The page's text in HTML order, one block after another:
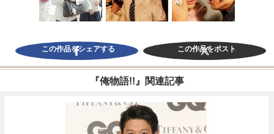
この作品をシェアする この作品をポスト
『俺物語!!』関連記事